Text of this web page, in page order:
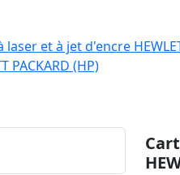
et à jet d'encre
(HP)